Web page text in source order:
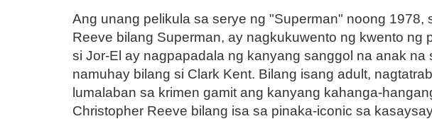
Ang unang pelikula sa serye ng "Superman" noong
Reeve bilang Superman, ay nagkukuwento ng kwento
si Jor-El ay nagpapadala ng kanyang sanggol na anak
namuhay bilang si Clark Kent. Bilang isang adult,
lumalaban sa krimen gamit ang kanyang kahanga-
Christopher Reeve bilang isa sa pinaka-iconic sa